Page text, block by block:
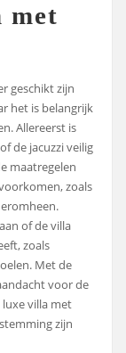
met
geschikt zijn
het is belangrijk
Allereerst is
de jacuzzi veilig
maatregelen
zoals
of de villa
zoals
Met de
voor de
villa met
zijn